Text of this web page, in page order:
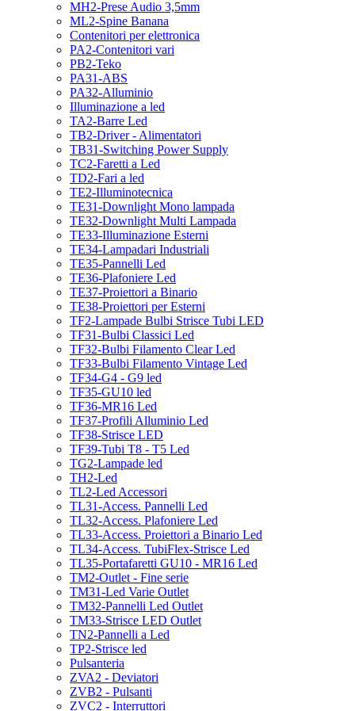
MH2-Prese Audio 3,5mm
ML2-Spine Banana
Contenitori per elettronica
PA2-Contenitori vari
PB2-Teko
PA31-ABS
PA32-Alluminio
Illuminazione a led
TA2-Barre Led
TB2-Driver - Alimentatori
TB31-Switching Power Supply
TC2-Faretti a Led
TD2-Fari a led
TE2-Illuminotecnica
TE31-Downlight Mono lampada
TE32-Downlight Multi Lampada
TE33-Illuminazione Esterni
TE34-Lampadari Industriali
TE35-Pannelli Led
TE36-Plafoniere Led
TE37-Proiettori a Binario
TE38-Proiettori per Esterni
TF2-Lampade Bulbi Strisce Tubi LED
TF31-Bulbi Classici Led
TF32-Bulbi Filamento Clear Led
TF33-Bulbi Filamento Vintage Led
TF34-G4 - G9 led
TF35-GU10 led
TF36-MR16 Led
TF37-Profili Alluminio Led
TF38-Strisce LED
TF39-Tubi T8 - T5 Led
TG2-Lampade led
TH2-Led
TL2-Led Accessori
TL31-Access. Pannelli Led
TL32-Access. Plafoniere Led
TL33-Access. Proiettori a Binario Led
TL34-Access. TubiFlex-Strisce Led
TL35-Portafaretti GU10 - MR16 Led
TM2-Outlet - Fine serie
TM31-Led Varie Outlet
TM32-Pannelli Led Outlet
TM33-Strisce LED Outlet
TN2-Pannelli a Led
TP2-Strisce led
Pulsanteria
ZVA2 - Deviatori
ZVB2 - Pulsanti
ZVC2 - Interruttori